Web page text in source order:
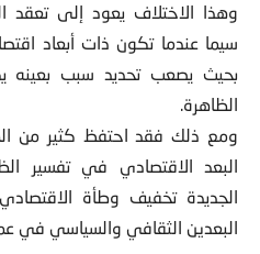
وهذا الاختلاف يعود إلى تعقد
سيما عندما تكون ذات أبعاد
بحيث يصعب تحديد سبب بعينه
الظاهرة.
ومع ذلك فقد احتفظ كثير من
البعد الاقتصادي في تفسير
الجديدة تخفيف وطأة
البعدين الثقافي والسياسي في